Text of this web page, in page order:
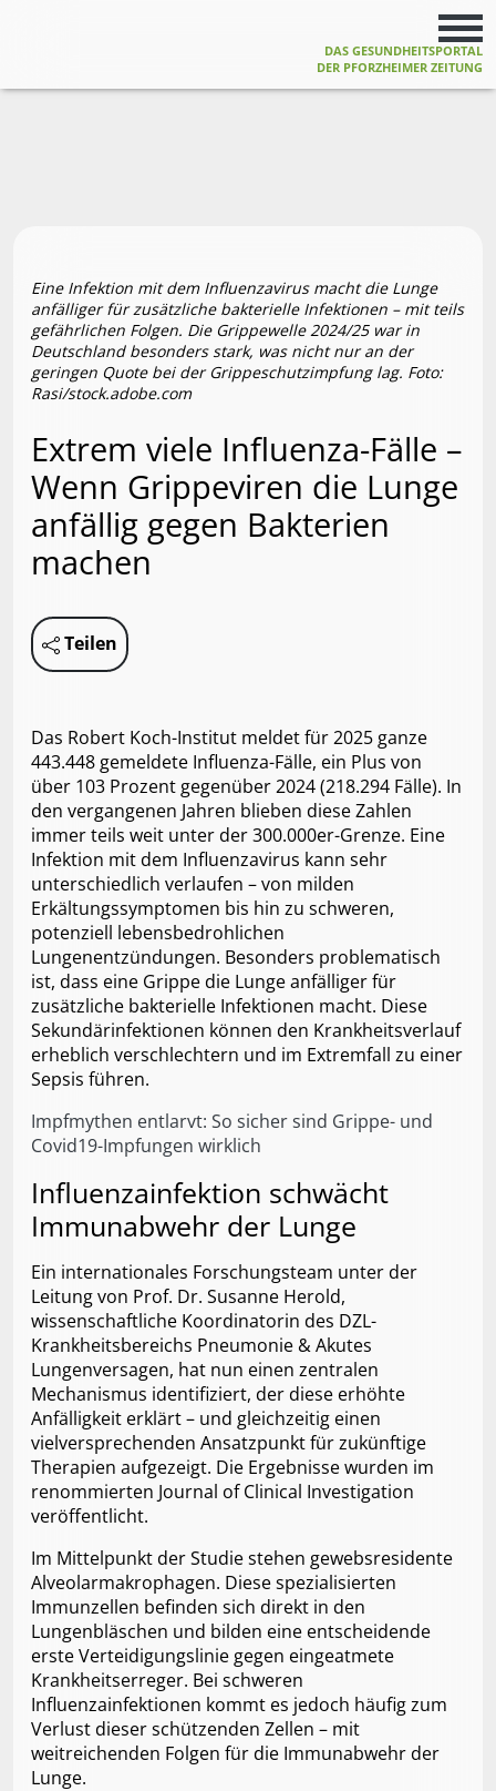
DAS GESUNDHEITSPORTAL
DER PFORZHEIMER ZEITUNG
Eine Infektion mit dem Influenzavirus macht die Lunge
anfälliger für zusätzliche bakterielle Infektionen – mit teils
gefährlichen Folgen. Die Grippewelle 2024/25 war in
Deutschland besonders stark, was nicht nur an der
geringen Quote bei der Grippeschutzimpfung lag. Foto:
Rasi/stock.adobe.com
Extrem viele Influenza-Fälle –
Wenn Grippeviren die Lunge
anfällig gegen Bakterien
machen
Teilen
Das Robert Koch-Institut meldet für 2025 ganze
443.448 gemeldete Influenza-Fälle, ein Plus von
über 103 Prozent gegenüber 2024 (218.294 Fälle). In
den vergangenen Jahren blieben diese Zahlen
immer teils weit unter der 300.000er-Grenze. Eine
Infektion mit dem Influenzavirus kann sehr
unterschiedlich verlaufen – von milden
Erkältungssymptomen bis hin zu schweren,
potenziell lebensbedrohlichen
Lungenentzündungen. Besonders problematisch
ist, dass eine Grippe die Lunge anfälliger für
zusätzliche bakterielle Infektionen macht. Diese
Sekundärinfektionen können den Krankheitsverlauf
erheblich verschlechtern und im Extremfall zu einer
Sepsis führen.
Impfmythen entlarvt: So sicher sind Grippe- und
Covid19-Impfungen wirklich
Influenzainfektion schwächt
Immunabwehr der Lunge
Ein internationales Forschungsteam unter der
Leitung von Prof. Dr. Susanne Herold,
wissenschaftliche Koordinatorin des DZL-
Krankheitsbereichs Pneumonie & Akutes
Lungenversagen, hat nun einen zentralen
Mechanismus identifiziert, der diese erhöhte
Anfälligkeit erklärt – und gleichzeitig einen
vielversprechenden Ansatzpunkt für zukünftige
Therapien aufgezeigt. Die Ergebnisse wurden im
renommierten Journal of Clinical Investigation
veröffentlicht.
Im Mittelpunkt der Studie stehen gewebsresidente
Alveolarmakrophagen. Diese spezialisierten
Immunzellen befinden sich direkt in den
Lungenbläschen und bilden eine entscheidende
erste Verteidigungslinie gegen eingeatmete
Krankheitserreger. Bei schweren
Influenzainfektionen kommt es jedoch häufig zum
Verlust dieser schützenden Zellen – mit
weitreichenden Folgen für die Immunabwehr der
Lunge.